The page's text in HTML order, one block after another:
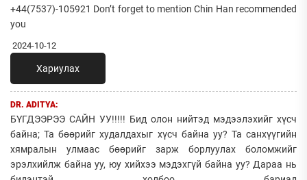
+44(7537)-105921 Don’t forget to mention Chin Han recommended
you
2024-10-12
Хариулах
DR. ADITYA:
БҮГДЭЭРЭЭ САЙН УУ!!!!! Бид олон нийтэд мэдээлэхийг хүсч
байна; Та бөөрийг худалдахыг хүсч байна уу? Та санхүүгийн
хямралын улмаас бөөрийг зарж борлуулах боломжийг
эрэлхийлж байна уу, юу хийхээ мэдэхгүй байна уу? Дараа нь